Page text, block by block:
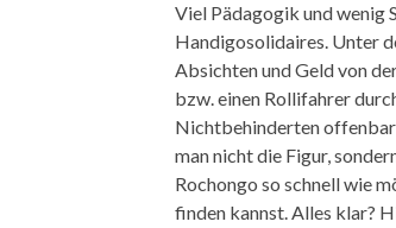
Viel Pädagogik und wenig
Handigosolidaires. Unter
Absichten und Geld von
bzw. einen Rollifahrer
Nichtbehinderten offenbar
man nicht die Figur,
Rochongo so schnell wie
finden kannst. Alles klar?